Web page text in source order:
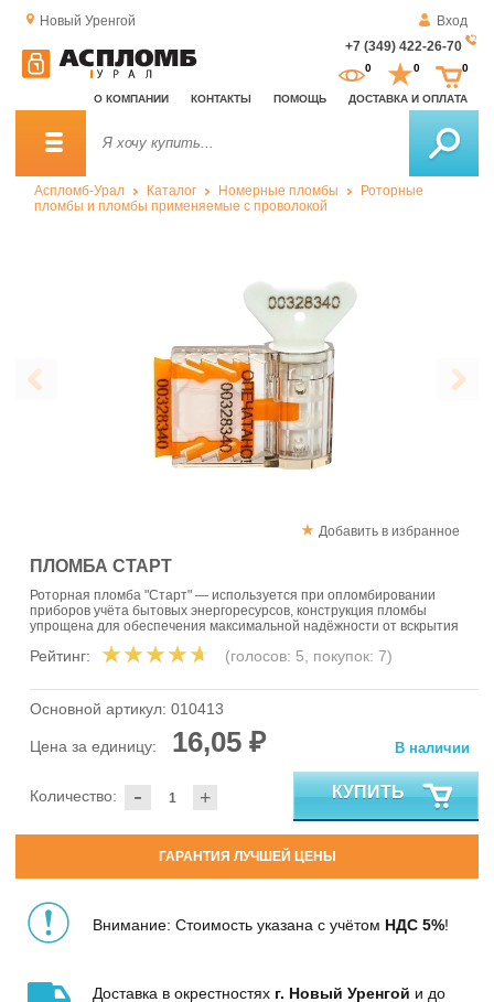
Новый Уренгой
Вход
+7 (349) 422-26-70
О КОМПАНИИ КОНТАКТЫ ПОМОЩЬ ДОСТАВКА И ОПЛАТА
0 0 0
Аспломб-Урал Каталог Номерные пломбы
Роторные
пломбы и пломбы применяемые с проволокой
Добавить в избранное
ПЛОМБА СТАРТ
Роторная пломба "Старт" — используется при опломбировании
приборов учёта бытовых энергоресурсов, конструкция пломбы
упрощена для обеспечения максимальной надёжности от вскрытия
Рейтинг: (голосов: 5, покупок: 7)
Основной артикул: 010413
Цена за единицу: 16,05 ₽
- +
Количество:
В наличии
КУПИТЬ
ГАРАНТИЯ ЛУЧШЕЙ ЦЕНЫ
Внимание: Стоимость указана с учётом НДС 5%!
Доставка в окрестностях г. Новый Уренгой и до